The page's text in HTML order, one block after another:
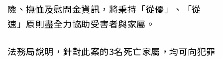
險、撫恤及慰問金資訊，將秉持「從優」、「從
速」原則盡全力協助受害者與家屬。
法務局說明，針對此案的3名死亡家屬，均可向犯罪